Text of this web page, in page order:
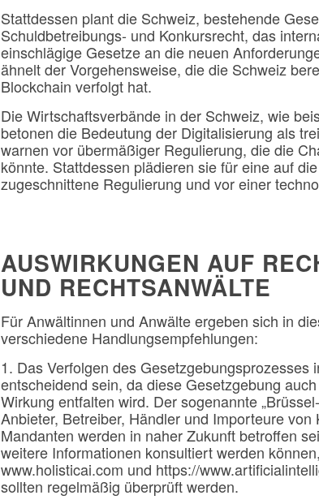
Stattdessen plant die Schweiz, bestehende
Schuldbetreibungs- und Konkursrecht, das
einschlägige Gesetze an die neuen
ähnelt der Vorgehensweise, die die Schweiz
Blockchain verfolgt hat.
Die Wirtschaftsverbände in der Schweiz, wie
betonen die Bedeutung der Digitalisierung als
warnen vor übermäßiger Regulierung, die die
könnte. Stattdessen plädieren sie für eine auf
zugeschnittene Regulierung und vor einer
AUSWIRKUNGEN AUF
UND RECHTSANWÄLTE
Für Anwältinnen und Anwälte ergeben sich in
verschiedene Handlungsempfehlungen:
1. Das Verfolgen des Gesetzgebungsprozesses
entscheidend sein, da diese Gesetzgebung
Wirkung entfalten wird. Der sogenannte
Anbieter, Betreiber, Händler und Importeure
Mandanten werden in naher Zukunft betroffen
weitere Informationen konsultiert werden
www.holisticai.com und https://
sollten regelmäßig überprüft werden.